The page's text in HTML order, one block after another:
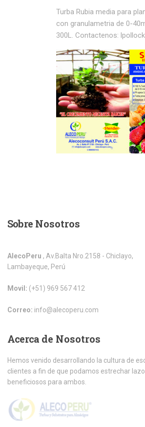
Turba Rubia media para
con granulametria de 0-
300L. Contactenos:
Sobre Nosotros
AlecoPeru , Av.Balta Nro.2158 - Chiclayo,
Lambayeque, Perú
Movil: (+51) 969 567 412
Correo: info@alecoperu.com
Acerca de Nosotros
Hemos venido desarrollando la cultura de
clientes a fin de que podamos estrechar
beneficiosos para ambos.